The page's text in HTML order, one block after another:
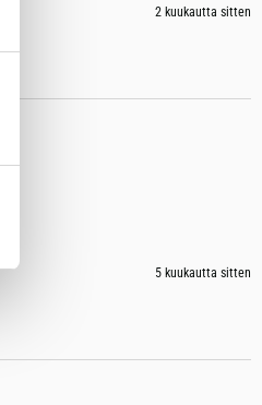
2 kuukautta sitten
5 kuukautta sitten